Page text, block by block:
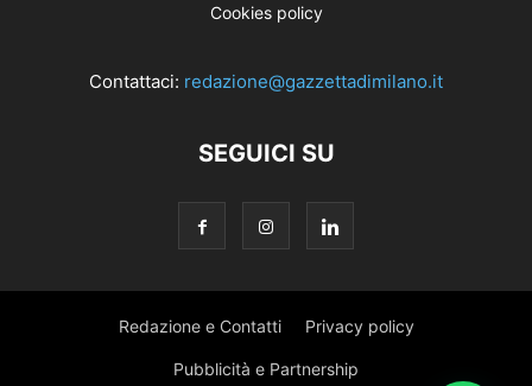
Cookies policy
Contattaci: redazione@gazzettadimilano.it
SEGUICI SU
Redazione e Contatti Privacy policy
Pubblicità e Partnership